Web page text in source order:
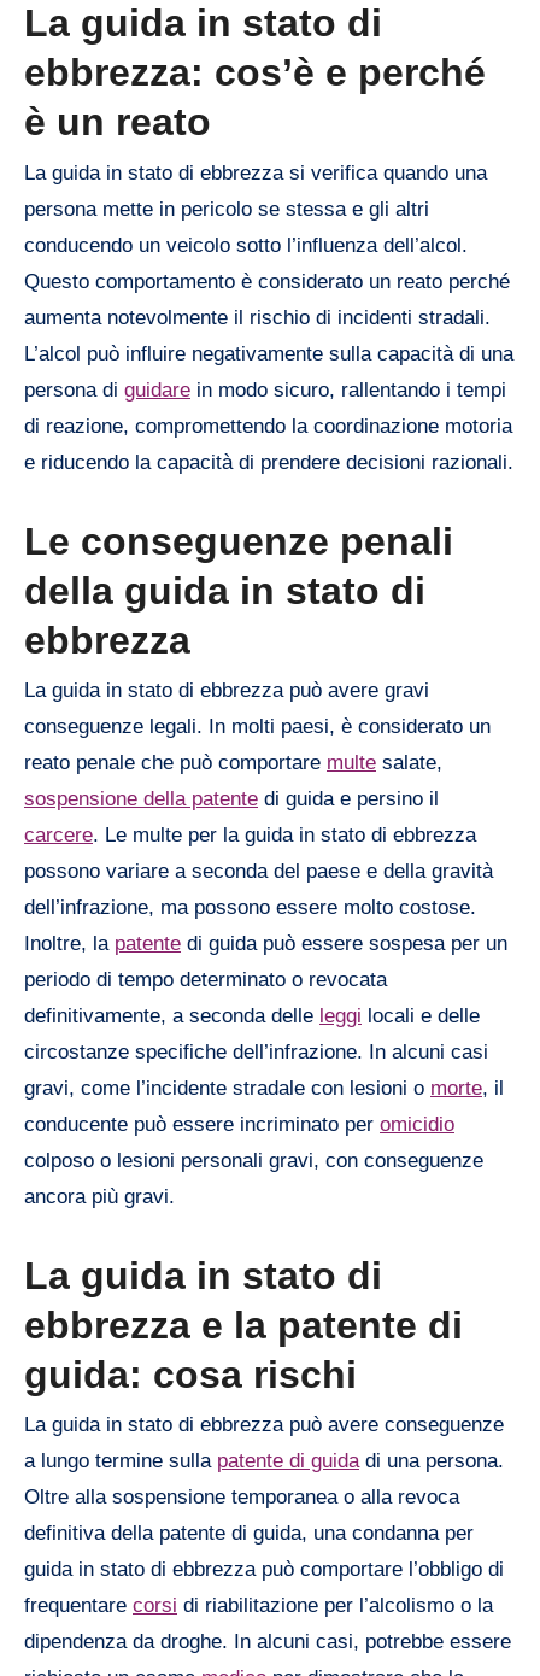
La guida in stato di
ebbrezza: cos’è e perché
è un reato
La guida in stato di ebbrezza si verifica quando una
persona mette in pericolo se stessa e gli altri
conducendo un veicolo sotto l’influenza dell’alcol.
Questo comportamento è considerato un reato perché
aumenta notevolmente il rischio di incidenti stradali.
L’alcol può influire negativamente sulla capacità di una
persona di guidare in modo sicuro, rallentando i tempi
di reazione, compromettendo la coordinazione motoria
e riducendo la capacità di prendere decisioni razionali.
Le conseguenze penali
della guida in stato di
ebbrezza
La guida in stato di ebbrezza può avere gravi
conseguenze legali. In molti paesi, è considerato un
reato penale che può comportare multe salate,
sospensione della patente di guida e persino il
carcere. Le multe per la guida in stato di ebbrezza
possono variare a seconda del paese e della gravità
dell’infrazione, ma possono essere molto costose.
Inoltre, la patente di guida può essere sospesa per un
periodo di tempo determinato o revocata
definitivamente, a seconda delle leggi locali e delle
circostanze specifiche dell’infrazione. In alcuni casi
gravi, come l’incidente stradale con lesioni o morte, il
conducente può essere incriminato per omicidio
colposo o lesioni personali gravi, con conseguenze
ancora più gravi.
La guida in stato di
ebbrezza e la patente di
guida: cosa rischi
La guida in stato di ebbrezza può avere conseguenze
a lungo termine sulla patente di guidadi una persona.
Oltre alla sospensione temporanea o alla revoca
definitiva della patente di guida, una condanna per
guida in stato di ebbrezza può comportare l’obbligo di
frequentare corsi di riabilitazione per l’alcolismo o la
dipendenza da droghe. In alcuni casi, potrebbe essere